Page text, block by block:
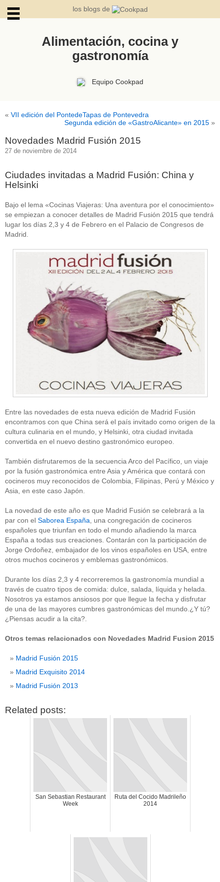
los blogs de
Alimentación, cocina y
gastronomía
Equipo Cookpad
« VII edición del PontedeTapas de Pontevedra
Segunda edición de «GastroAlicante» en 2015 »
Novedades Madrid Fusión 2015
27 de noviembre de 2014
Ciudades invitadas a Madrid Fusión: China y
Helsinki
Bajo el lema «Cocinas Viajeras: Una aventura por el conocimiento»
se empiezan a conocer detalles de Madrid Fusión 2015 que tendrá
lugar los días 2,3 y 4 de Febrero en el Palacio de Congresos de
Madrid.
Entre las novedades de esta nueva edición de Madrid Fusión
encontramos con que China será el país invitado como origen de la
cultura culinaria en el mundo, y Helsinki, otra ciudad invitada
convertida en el nuevo destino gastronómico europeo.
También disfrutaremos de la secuencia Arco del Pacífico, un viaje
por la fusión gastronómica entre Asia y América que contará con
cocineros muy reconocidos de Colombia, Filipinas, Perú y México y
Asia, en este caso Japón.
La novedad de este año es que Madrid Fusión se celebrará a la
par con el Saborea España , una congregación de cocineros
españoles que triunfan en todo el mundo añadiendo la marca
España a todas sus creaciones. Contarán con la participación de
Jorge Ordoñez, embajador de los vinos españoles en USA, entre
otros muchos cocineros y emblemas gastronómicos.
Durante los días 2,3 y 4 recorreremos la gastronomía mundial a
través de cuatro tipos de comida: dulce, salada, líquida y helada.
Nosotros ya estamos ansiosos por que llegue la fecha y disfrutar
de una de las mayores cumbres gastronómicas del mundo.¿Y tú?
¿Piensas acudir a la cita?.
Otros temas relacionados con Novedades Madrid Fusion 2015
Madrid Fusión 2015
Madrid Exquisito 2014
Madrid Fusión 2013
Related posts:
San Sebastian Restaurant
Week
Ruta del Cocido Madrileño
2014